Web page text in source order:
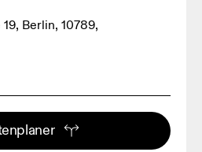
Berlin, 10789,